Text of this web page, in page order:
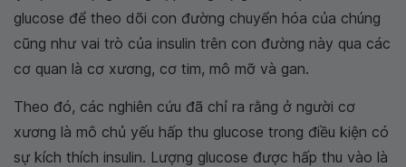
glucose để theo dõi con đường chuyển hóa của chúng
cũng như vai trò của insulin trên con đường này qua các
cơ quan là cơ xương, cơ tim, mô mỡ và gan.
Theo đó, các nghiên cứu đã chỉ ra rằng ở người cơ
xương là mô chủ yếu hấp thu glucose trong điều kiện có
sự kích thích insulin. Lượng glucose được hấp thu vào là